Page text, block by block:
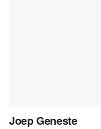
Joep Geneste